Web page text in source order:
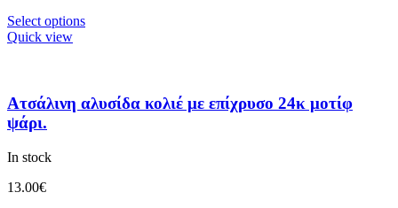
Select options
Quick view
Ατσάλινη αλυσίδα κολιέ με επίχρυσο 24κ μοτίφ
ψάρι.
In stock
13.00€